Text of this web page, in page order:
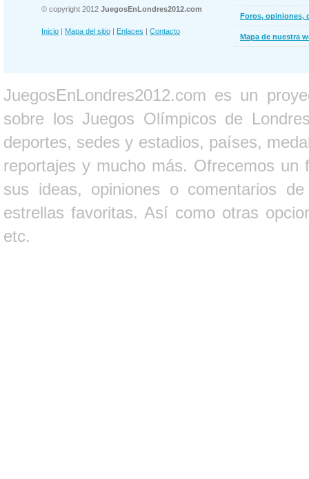
© copyright 2012 JuegosEnLondres2012.com
Inicio | Mapa del sitio | Enlaces | Contacto
Foros, opiniones,
Mapa de nuestra
JuegosEnLondres2012.com es un
sobre los Juegos Olímpicos de
deportes, sedes y estadios, países,
reportajes y mucho más. Ofrecemos un
sus ideas, opiniones o comentarios
estrellas favoritas. Así como otras
etc.